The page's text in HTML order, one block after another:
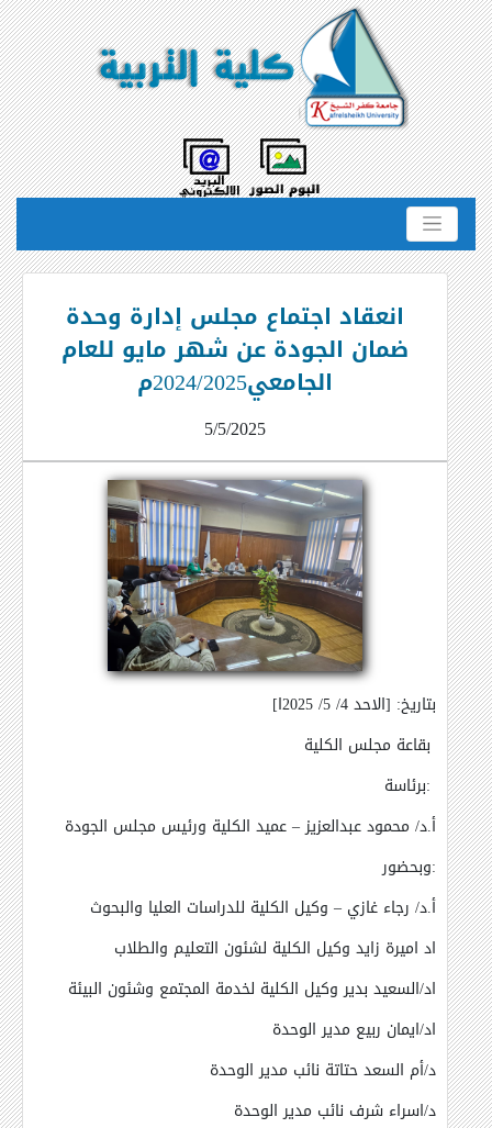
انعقاد اجتماع مجلس إدارة وحدة
ضمان الجودة عن شهر مايو للعام
الجامعي2024/2025م
5/5/2025
بتاريخ: [الاحد 4/ 5/ 2025ا]
برئاسة:
أ.د/ محمود عبدالعزيز – عميد الكلية ورئيس مجلس الجودة
وبحضور:
أ.د/ رجاء غازي – وكيل الكلية للدراسات العليا والبحوث
اد اميرة زايد وكيل الكلية لشئون التعليم والطلاب
اد/السعيد بدير وكيل الكلية لخدمة المجتمع وشئون البيئة
اد/ايمان ربيع مدير الوحدة
د/أم السعد حتاتة نائب مدير الوحدة
د/اسراء شرف نائب مدير الوحدة